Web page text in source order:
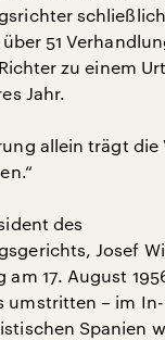
51
zu einem
Jahr.
allein trägt
des
Josef
17. August
umstritten – im
Spanien